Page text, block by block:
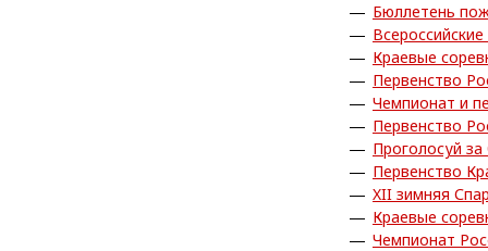
Бюллетень
Краевые
Первенство
Чемпионат и
Первенство
Проголосуй
Первенство
XII зимняя
Краевые
Чемпионат